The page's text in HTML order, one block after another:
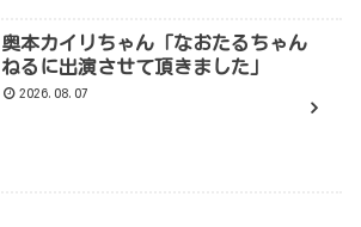
奥本カイリちゃん「なおたるちゃん
ねるに出演させて頂きました」
2026.08.07